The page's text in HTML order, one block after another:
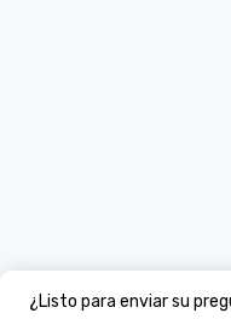
¿Listo para enviar su